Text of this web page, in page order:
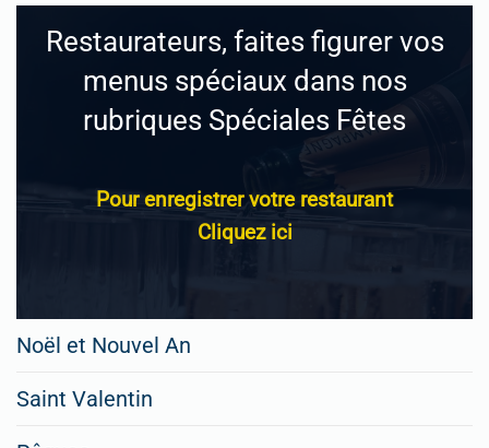
Restaurateurs, faites figurer vos
menus spéciaux dans nos
rubriques Spéciales Fêtes
Pour enregistrer votre restaurant
Cliquez ici
Noël et Nouvel An
Saint Valentin